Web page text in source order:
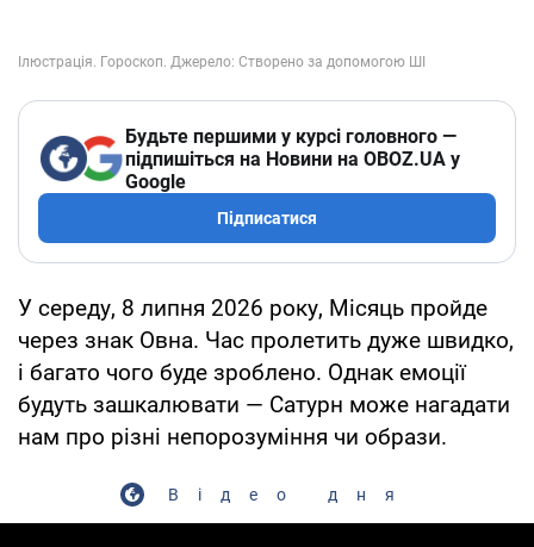
Будьте першими у курсі головного —
підпишіться на Новини на OBOZ.UA у
Google
Підписатися
У середу, 8 липня 2026 року, Місяць пройде
через знак Овна. Час пролетить дуже швидко,
і багато чого буде зроблено. Однак емоції
будуть зашкалювати — Сатурн може нагадати
нам про різні непорозуміння чи образи.
Відео дня